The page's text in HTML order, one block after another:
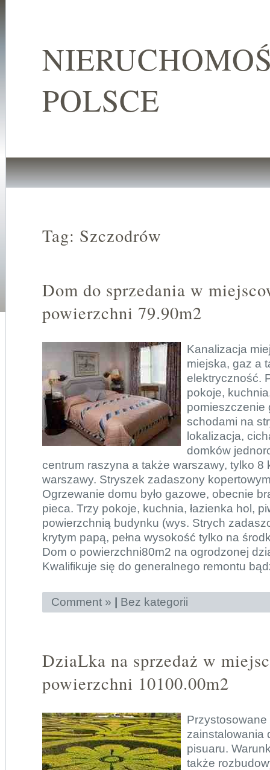
POLSCE
Tag: Szczodrów
Dom do sprzedania w
powierzchni 79.90m2
Kanalizacja
miejska, gaz a
elektryczność.
pokoje,
pomieszczenie
schodami na
lokalizacja,
domków
centrum raszyna a także warszawy, tylko 8
warszawy. Stryszek zadaszony
Ogrzewanie domu było gazowe, obecnie
pieca. Trzy pokoje, kuchnia, łazienka hol,
powierzchnią budynku (wys. Strych
krytym papą, pełna wysokość tylko na
Dom o powierzchni80m2 na ogrodzonej
Kwalifikuje się do generalnego remontu
Comment » Bez kategorii
DziaLka na sprzedaż w
powierzchni 10100.00m2
Przystosowane
zainstalowania
pisuaru.
także